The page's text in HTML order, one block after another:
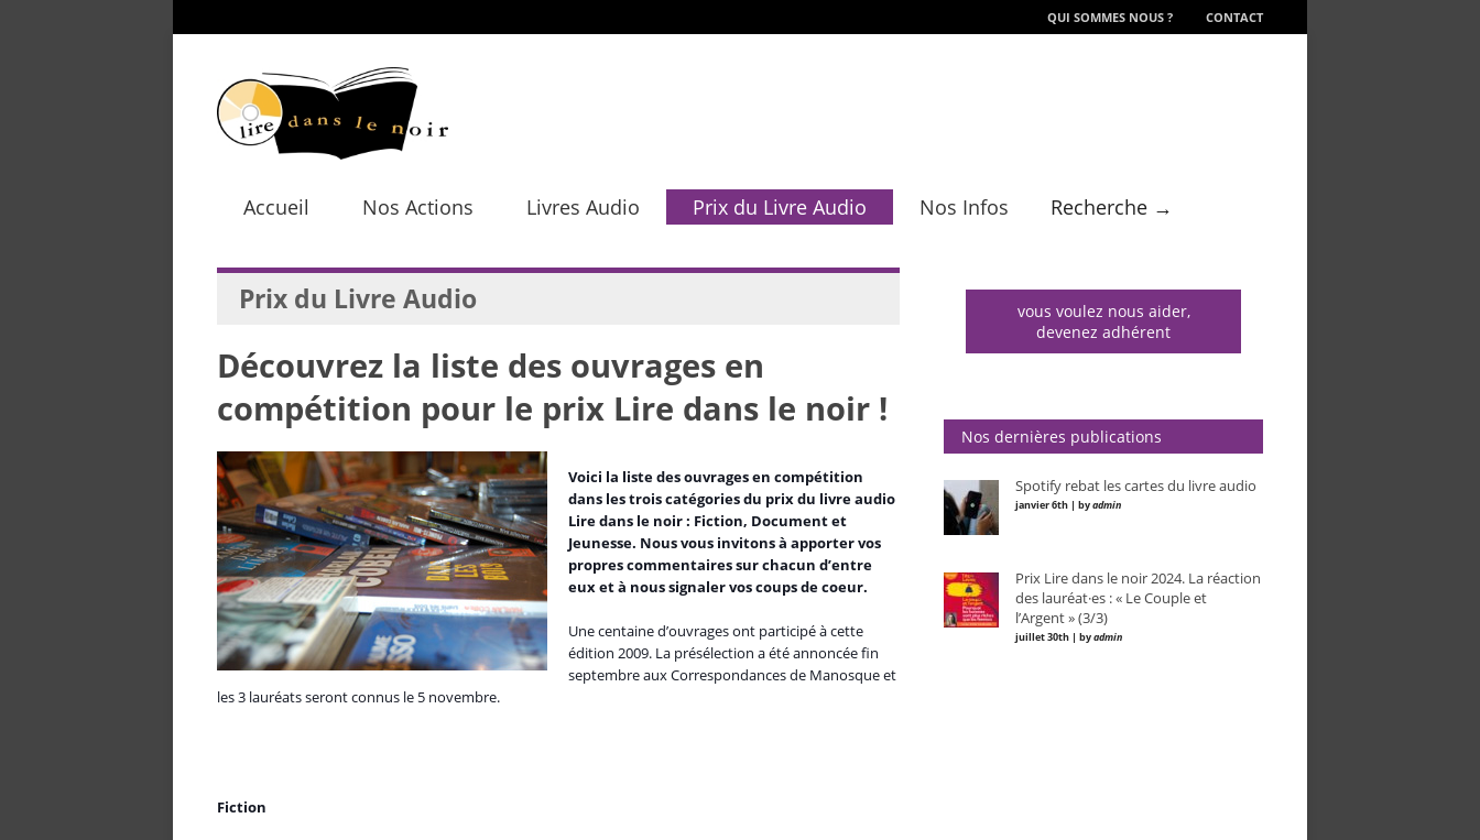
QUI SOMMES NOUS ? CONTACT
Accueil Nos Actions Livres Audio Prix du Livre Audio Nos Infos Recherche →
Prix du Livre Audio
Découvrez la liste des ouvrages en
compétition pour le prix Lire dans le noir !
Voici la liste des ouvrages en compétition
dans les trois catégories du prix du livre audio
Lire dans le noir : Fiction, Document et
Jeunesse. Nous vous invitons à apporter vos
propres commentaires sur chacun d’entre
eux et à nous signaler vos coups de coeur.
Une centaine d’ouvrages ont participé à cette
édition 2009. La présélection a été annoncée fin
septembre aux Correspondances de Manosque et
les 3 lauréats seront connus le 5 novembre.
Fiction
vous voulez nous aider,
devenez adhérent
Nos dernières publications
Spotify rebat les cartes du livre audio
janvier 6th | byadmin
Prix Lire dans le noir 2024. La réaction
des lauréat·es : « Le Couple et
l’Argent » (3/3)
juillet 30th | byadmin